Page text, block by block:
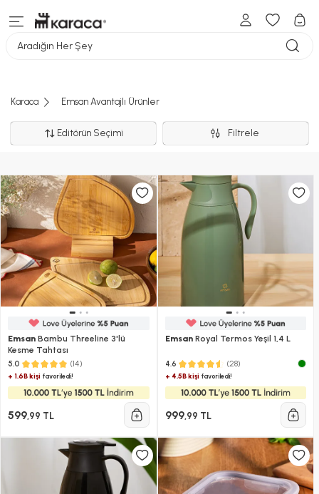
Aradığın Her Şey
Karaca Emsan Avantajlı Ürünler
Editörün Seçimi Filtrele
Emsan Bambu Threeline 3'lü
Kesme Tahtası
5.0 (14)
+ 1.6B kişi favoriledi!
599,99 TL
EmsanRoyal Termos Yeşil 1,4 L
4.6 (28)
+ 4.5B kişifavoriledi!
999,99 TL